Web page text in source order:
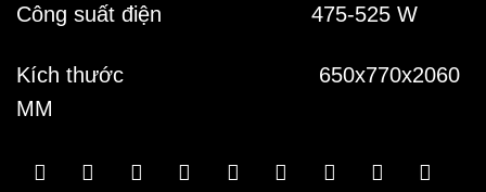
Công suất điện 475-525 W
Kích thước 650x770x2060
MM